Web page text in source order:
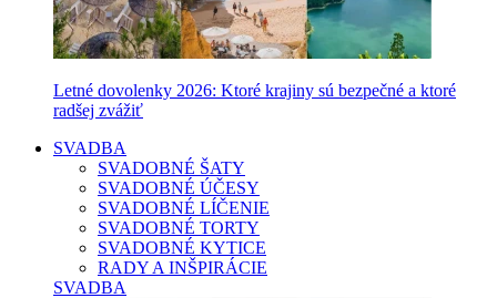
Letné dovolenky 2026: Ktoré krajiny sú bezpečné a ktoré
radšej zvážiť
SVADBA
SVADOBNÉ ŠATY
SVADOBNÉ ÚČESY
SVADOBNÉ LÍČENIE
SVADOBNÉ TORTY
SVADOBNÉ KYTICE
RADY A INŠPIRÁCIE
SVADBA